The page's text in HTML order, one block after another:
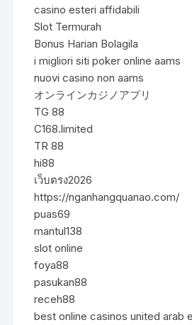
casino esteri affidabili
Slot Termurah
Bonus Harian Bolagila
i migliori siti poker online aams
nuovi casino non aams
オンラインカジノアプリ
TG 88
C168.limited
TR 88
hi88
เว็บตรง2026
https://nganhangquanao.com/
puas69
mantul138
slot online
foya88
pasukan88
receh88
best online casinos united arab